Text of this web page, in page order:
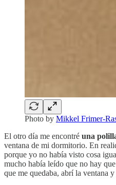
Photo by Mikkel Frimer-
El otro día me encontré una
ventana de mi dormitorio. En
porque yo no había visto cosa
mucho había leído que no hay
que me quedaba, abrí la ventana